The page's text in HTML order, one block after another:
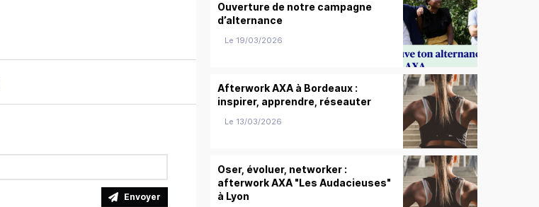
Envoyer
Ouverture de notre campagne
d’alternance
Le 19/03/2026
Afterwork AXA à Bordeaux :
inspirer, apprendre, réseauter
Le 13/03/2026
Oser, évoluer, networker :
afterwork AXA "Les Audacieuses"
à Lyon